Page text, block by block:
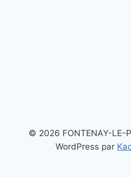
© 2026 FONTENAY-LE-
WordPress par